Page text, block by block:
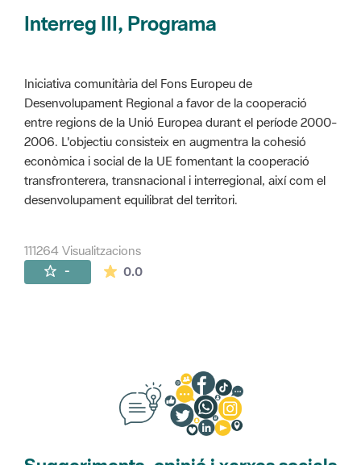
Interreg III, Programa
Iniciativa comunitària del Fons Europeu de
Desenvolupament Regional a favor de la cooperació
entre regions de la Unió Europea durant el període 2000-
2006. L'objectiu consisteix en augmentra la cohesió
econòmica i social de la UE fomentant la cooperació
transfronterera, transnacional i interregional, així com el
desenvolupament equilibrat del territori.
111264 Visualitzacions
- 0.0La mitjana de les valoracions és de 0